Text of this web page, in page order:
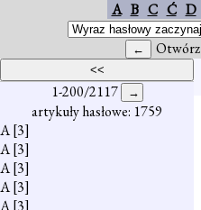
A B C Ć D
Otwórz
1-200/2117
artykuły hasłowe: 1759
A[3]
A[3]
A[3]
A[3]
A[3]